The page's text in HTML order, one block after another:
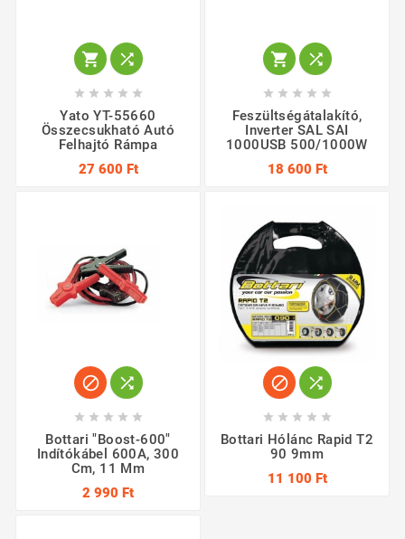
 
    
Yato YT-55660
Összecsukható Autó
Felhajtó Rámpa
27 600 Ft
 
    
Feszültségátalakító,
Inverter SAL SAI
1000USB 500/1000W
18 600 Ft
 
    
Bottari "Boost-600"
Indítókábel 600A, 300
Cm, 11 Mm
2 990 Ft
 
    
Bottari Hólánc Rapid T2
90 9mm
11 100 Ft